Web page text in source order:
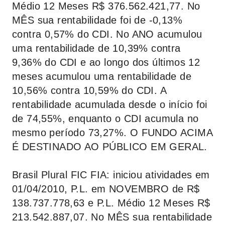
Médio 12 Meses R$ 376.562.421,77. No
MÊS sua rentabilidade foi de -0,13%
contra 0,57% do CDI. No ANO acumulou
uma rentabilidade de 10,39% contra
9,36% do CDI e ao longo dos últimos 12
meses acumulou uma rentabilidade de
10,56% contra 10,59% do CDI. A
rentabilidade acumulada desde o início foi
de 74,55%, enquanto o CDI acumula no
mesmo período 73,27%. O FUNDO ACIMA
É DESTINADO AO PÚBLICO EM GERAL.
Brasil Plural FIC FIA: iniciou atividades em
01/04/2010, P.L. em NOVEMBRO de R$
138.737.778,63 e P.L. Médio 12 Meses R$
213.542.887,07. No MÊS sua rentabilidade